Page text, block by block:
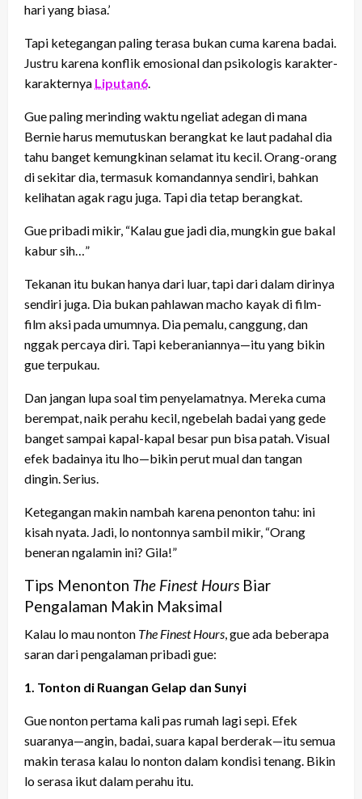
hari yang biasa.’
Tapi ketegangan paling terasa bukan cuma karena badai.
Justru karena konflik emosional dan psikologis karakter-
karakternya Liputan6
Gue paling merinding waktu ngeliat adegan di mana
Bernie harus memutuskan berangkat ke laut padahal dia
tahu banget kemungkinan selamat itu kecil. Orang-orang
di sekitar dia, termasuk komandannya sendiri, bahkan
kelihatan agak ragu juga. Tapi dia tetap berangkat.
Gue pribadi mikir, “Kalau gue jadi dia, mungkin gue bakal
kabur sih…”
Tekanan itu bukan hanya dari luar, tapi dari dalam dirinya
sendiri juga. Dia bukan pahlawan macho kayak di film-
film aksi pada umumnya. Dia pemalu, canggung, dan
nggak percaya diri. Tapi keberaniannya—itu yang bikin
gue terpukau.
Dan jangan lupa soal tim penyelamatnya. Mereka cuma
berempat, naik perahu kecil, ngebelah badai yang gede
banget sampai kapal-kapal besar pun bisa patah. Visual
efek badainya itu lho—bikin perut mual dan tangan
dingin. Serius.
Ketegangan makin nambah karena penonton tahu: ini
kisah nyata. Jadi, lo nontonnya sambil mikir, “Orang
beneran ngalamin ini? Gila!”
Tips Menonton The Finest HoursBiar
Pengalaman Makin Maksimal
Kalau lo mau nonton The Finest Hours , gue ada beberapa
saran dari pengalaman pribadi gue:
1. Tonton di Ruangan Gelap dan Sunyi
Gue nonton pertama kali pas rumah lagi sepi. Efek
suaranya—angin, badai, suara kapal berderak—itu semua
makin terasa kalau lo nonton dalam kondisi tenang. Bikin
lo serasa ikut dalam perahu itu.